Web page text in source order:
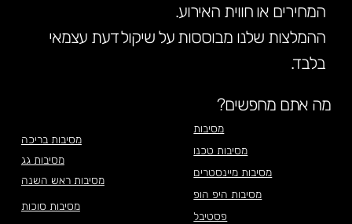
מסיבות בריכה
מסיבות גג
מסיבות ראש השנה
מסיבות סוכות
מה אתם מחפשים?
מסיבות
מסיבות טכנו
מסיבות מיינסטרים
מסיבות היפ הופ
פסטיבל
המחירים או חווית האירוע.
ההמלצות שלנו מבוססות על שיקול דעת עצמאי
בלבד.